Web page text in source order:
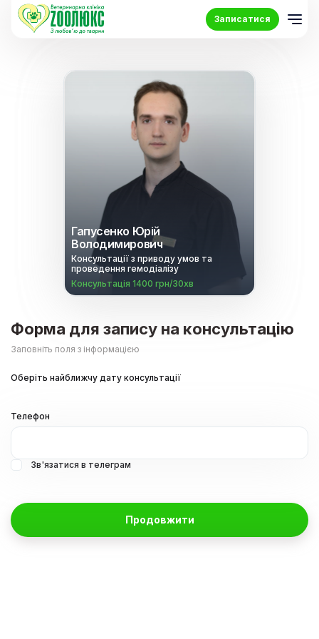
Записатися
Форма для запису на консультацію
Заповніть поля з інформацією
Оберіть найближчу дату консультації
Телефон
Зв'язатися в телеграм
Продовжити
Гапусенко Юрій
Володимирович
Консультації з приводу умов та
проведення гемодіалізу
Консультація 1400 грн/30хв